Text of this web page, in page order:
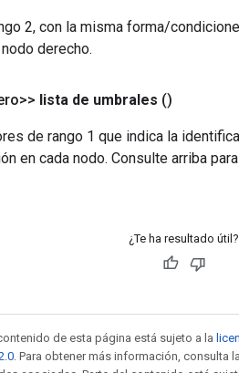
2, con la misma forma/
derecho.
lista de umbrales ()
de rango 1 que indica la
en cada nodo. Consulte arriba
¿Te ha resultado útil?
de esta página está sujeto a la
. Para obtener más información, consulta